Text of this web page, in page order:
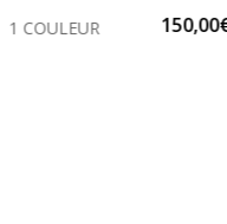
1 COULEUR